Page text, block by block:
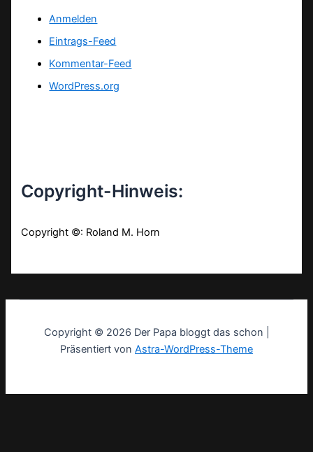
Anmelden
Eintrags-Feed
Kommentar-Feed
WordPress.org
Copyright-Hinweis:
Copyright ©: Roland M. Horn
Copyright © 2026 Der Papa bloggt das schon |
Präsentiert von Astra-WordPress-Theme